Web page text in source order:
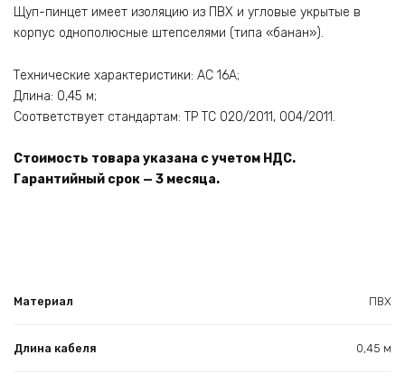
Щуп-пинцет имеет изоляцию из ПВХ и угловые укрытые в
корпус однополюсные штепселями (типа «банан»).
Технические характеристики: AC 16A;
Длина: 0,45 м;
Соответствует стандартам: ТР ТС 020/2011, 004/2011.
Стоимость товара указана с учетом НДС.
Гарантийный срок — 3 месяца.
Материал ПВХ
Длина кабеля 0,45 м